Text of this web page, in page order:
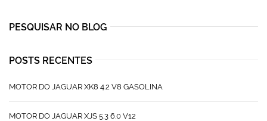
PESQUISAR NO BLOG
POSTS RECENTES
MOTOR DO JAGUAR XK8 4.2 V8 GASOLINA
MOTOR DO JAGUAR XJS 5.3 6.0 V12